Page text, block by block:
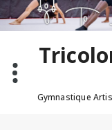
Gymnastique